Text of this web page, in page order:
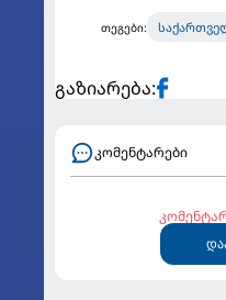
თეგები:
გაზიარება:
კომენტარები